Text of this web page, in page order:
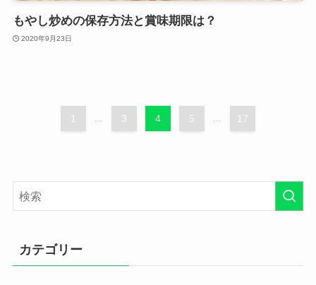
もやし炒めの保存方法と賞味期限は？
2020年9月23日
1 ... 3 4 5 ... 17
カテゴリー